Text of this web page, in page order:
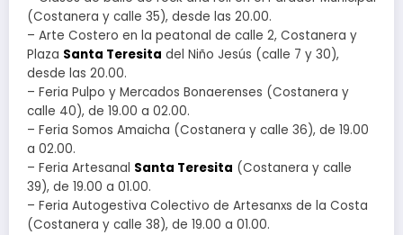
(Costanera y calle 35), desde las 20.00.
– Arte Costero en la peatonal de calle 2, Costanera y
Plaza Santa Teresita del Niño Jesús (calle 7 y 30),
desde las 20.00.
– Feria Pulpo y Mercados Bonaerenses (Costanera y
calle 40), de 19.00 a 02.00.
– Feria Somos Amaicha (Costanera y calle 36), de 19.00
a 02.00.
– Feria Artesanal Santa Teresita (Costanera y calle
39), de 19.00 a 01.00.
– Feria Autogestiva Colectivo de Artesanxs de la Costa
(Costanera y calle 38), de 19.00 a 01.00.